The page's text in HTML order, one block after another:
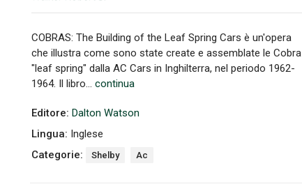
COBRAS: The Building of the Leaf Spring Cars è un'opera
che illustra come sono state create e assemblate le Cobra
"leaf spring" dalla AC Cars in Inghilterra, nel periodo 1962-
1964. Il libro... continua
Editore: Dalton Watson
Lingua: Inglese
Categorie:
Shelby Ac